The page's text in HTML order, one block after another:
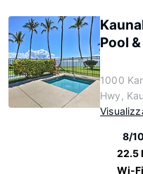
Pool
1000
Hwy,
8/10
22.5
Wi-